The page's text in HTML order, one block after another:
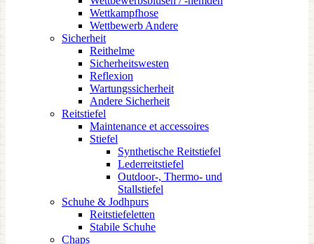
Wettkampfhose
Wettbewerb Andere
Sicherheit
Reithelme
Sicherheitswesten
Reflexion
Wartungssicherheit
Andere Sicherheit
Reitstiefel
Maintenance et accessoires
Stiefel
Synthetische Reitstiefel
Lederreitstiefel
Outdoor-, Thermo- und
Stallstiefel
Schuhe & Jodhpurs
Reitstiefeletten
Stabile Schuhe
Chaps